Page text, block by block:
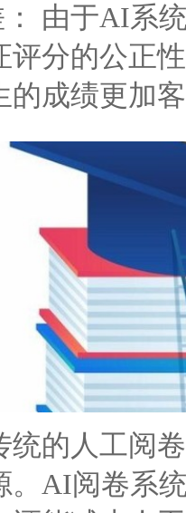
由于AI系统
评分的公正
的成绩更加
的人工阅卷
。AI阅卷系